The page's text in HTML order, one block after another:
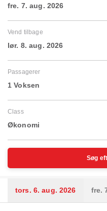
fre. 7. aug. 2026
Vend tilbage
lør. 8. aug. 2026
Passagerer
1 Voksen
Class
Økonomi
Søg
tors. 6. aug. 2026 fre.